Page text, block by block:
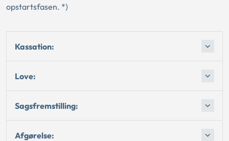
opstartsfasen. *)
Kassation:
Love:
Sagsfremstilling:
Afgørelse: